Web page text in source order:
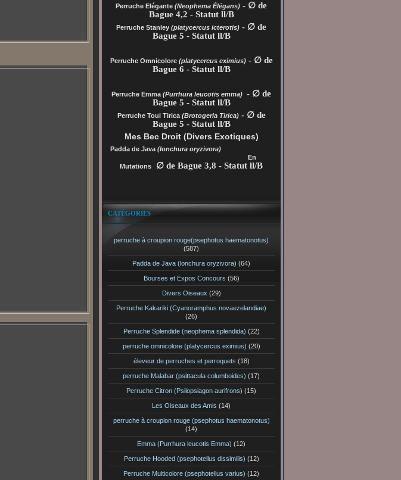
Perruche Elégante (Neophema Élégans) - ∅ de
Bague 4,2 - Statut ll/B
Perruche Stanley (platycercus icterotis) - ∅ de
Bague 5 - Statut ll/B
Perruche Omnicolore (platycercus eximius)- ∅ de
Bague 6 - Statut ll/B
Perruche Emma (Purrhura leucotis emma) - ∅ de
Bague 5 - Statut ll/B
Perruche Toui Tirica (Brotogeria Tirica)- ∅ de
Bague 5 - Statut ll/B
Mes Bec Droit (Divers Exotiques)
Padda de Java(lonchura oryzivora)
En
Mutations
∅ de Bague 3,8 - Statut ll/B
CATÉGORIES
perruche à croupion rouge(psephotus haematonotus)
(587)
Padda de Java (lonchura oryzivora) (64)
Bourses et Expos Concours (56)
Divers Oiseaux (29)
Perruche Kakariki (Cyanoramphus novaezelandiae)
(26)
Perruche Splendide (neophema splendida) (22)
perruche omnicolore (platycercus eximius) (20)
éleveur de perruches et perroquets (18)
perruche Malabar (psittacula columboides) (17)
Perruche Citron (Psilopsiagon aurifrons) (15)
Les Oiseaux des Amis (14)
perruche à croupion rouge (psephotus haematonotus)
(14)
Emma (Purrhura leucotis Emma) (12)
Perruche Hooded (psephotellus dissimilis) (12)
Perruche Multicolore (psephotellus varius) (12)